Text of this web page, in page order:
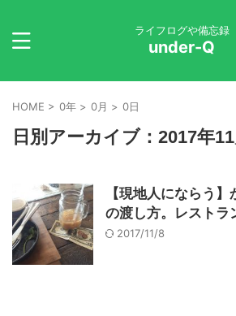
ライフログや備忘録
under-Q
HOME > 0年 > 0月 > 0日
日別アーカイブ：2017年11
【現地人にならう
の渡し方。レストラ
2017/11/8